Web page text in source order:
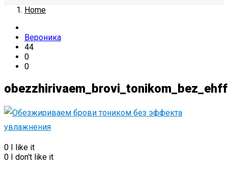
Home
Вероника
44
0
0
0 I like it
0 I don't like it